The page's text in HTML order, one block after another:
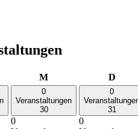
MMittwoch D
0
Veranstaltungen
30
0
0
31
0